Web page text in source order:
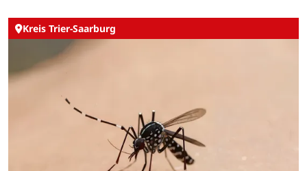
Kreis Trier-Saarburg